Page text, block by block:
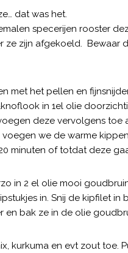
dat was het.
specerijen rooster
ze zijn afgekoeld. Bewaar
met het pellen en
in 1el olie
deze vervolgens toe
we de warme
minuten of totdat deze
in 2 el olie mooi
in. Snij de kipfilet in
en bak ze in de olie
kurkuma en evt zout toe.